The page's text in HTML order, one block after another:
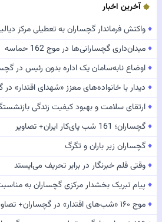
آخرین اخبار
♦واکنش فرماندار گچساران به تعطیلی مرکز
♦میدان‌داری گچسارانی‌ها در موج 162 حماسه
♦اوضاع نابه‌سامان یک اداره بدون رئیس در
♦ دیدار با خانواده‌های معزز «شهدای اقتدار»
♦ارتقای سلامت و بهبود کیفیت زندگی
♦گچساران؛ 161 شب پای‌کار ایران+ تصاویر
♦گچساران زیر باران و تگرگ
♦وقتی قلم خبرنگار در برابر تحریف می‌ایستد
♦ پیام تبریک بخشدار مرکزی گچساران به
♦موج ۱۶۰ «شب‌های اقتدار» در گچساران+ تصاویر